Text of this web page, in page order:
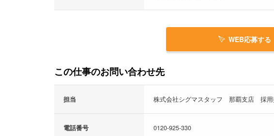
WEB応募する
この仕事のお問い合わせ先
担当 株式会社シグマスタッフ 那覇支店 採用
電話番号 0120-925-330